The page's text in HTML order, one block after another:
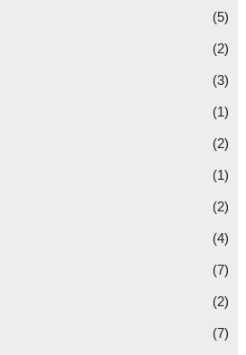
(5)
(2)
(3)
(1)
(2)
(1)
(2)
(4)
(7)
(2)
(7)